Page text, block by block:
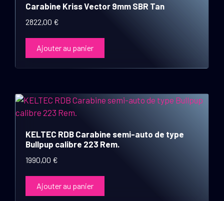
Carabine Kriss Vector 9mm SBR Tan
2822,00 €
Ajouter au panier
KELTEC RDB Carabine semi-auto de type
Bullpup calibre 223 Rem.
1990,00 €
Ajouter au panier